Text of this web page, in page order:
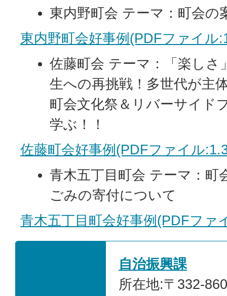
東内野町会 テーマ：町会の
東内野町会好事例(PDFファイル
佐藤町会 テーマ：「楽しさ
生への再挑戦！多世代が主
町会文化祭＆リバーサイド
学ぶ！！
佐藤町会好事例(PDFファイル
青木五丁目町会 テーマ：町
ごみの寄付について
青木五丁目町会好事例(PDFファ
自治振興課
所在地:〒332-